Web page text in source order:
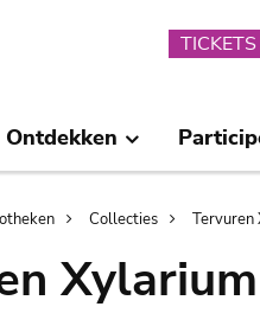
TICKETS
Ontdekken
Collecties Tervuren